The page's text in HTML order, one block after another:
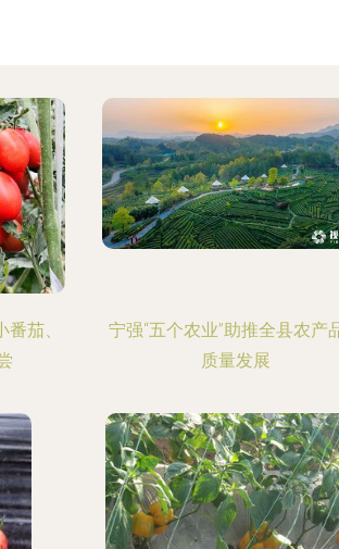
茄、
宁强“五个农业”助推全县农产
质量发展